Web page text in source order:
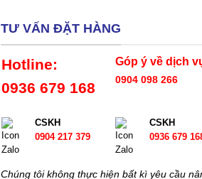
TƯ VẤN ĐẶT HÀNG
Hotline:
0936 679 168
Góp ý về dịch
0904 098 266
CSKH
0904 217 379
CSKH
0936 679
Chúng tôi không thực hiện bất kì yêu cầu